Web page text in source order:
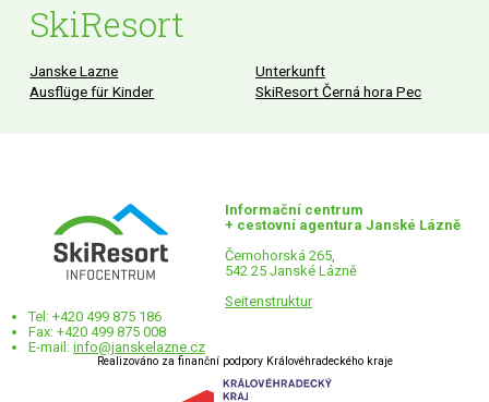
SkiResort
Janske Lazne
Unterkunft
Ausflüge für Kinder
SkiResort Černá hora Pec
Informační centrum
+ cestovní agentura Janské Lázně
Černohorská 265,
542 25 Janské Lázně
Seitenstruktur
Tel: +420 499 875 186
Fax: +420 499 875 008
E-mail: info@janskelazne.cz
Realizováno za finanční podpory Královéhradeckého kraje